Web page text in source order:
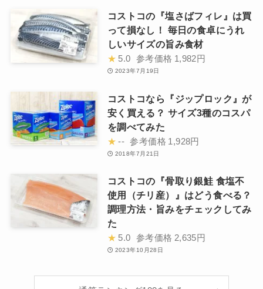
コストコの『塩さばフィレ』は買
って損なし！ 毎日の食卓にうれ
しいサイズの旨み食材
★ 5.0 参考価格 1,982円
2023年7月19日
コストコなら『ジップロック』が
安く買える？ サイズ3種のコスパ
を調べてみた
★ -- 参考価格 1,928円
2018年7月21日
コストコの『骨取り銀鮭 食塩不
使用（チリ産）』はどう食べる？
調理方法・旨みをチェックしてみ
た
★ 5.0 参考価格 2,635円
2023年10月28日